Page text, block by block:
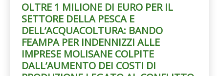
OLTRE 1 MILIONE DI EURO PER IL
SETTORE DELLA PESCA E
DELL’ACQUACOLTURA: BANDO
FEAMPA PER INDENNIZZI ALLE
IMPRESE MOLISANE COLPITE
DALL’AUMENTO DEI COSTI DI